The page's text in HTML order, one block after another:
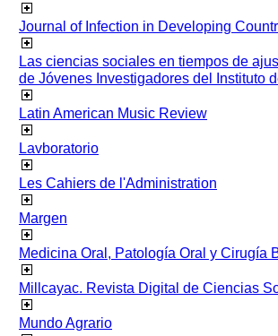
Journal of Infection in Developing
Las ciencias sociales en tiempos de
de Jóvenes Investigadores del Instituto
Latin American Music Review
Lavboratorio
Les Cahiers de l'Administration
Margen
Medicina Oral, Patología Oral y Cirugía
Millcayac. Revista Digital de Ciencias
Mundo Agrario